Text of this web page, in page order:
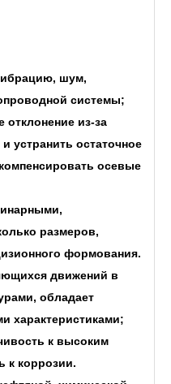
шум,
системы;
отклонение из-за
устранить остаточное
осевые
размеров,
формования.
движений в
обладает
характеристиками;
к высоким
к коррозии.